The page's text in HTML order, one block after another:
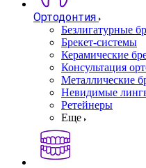
Ортодонтия
Безлигатурные
Брекет-системы
Керамические
Консультация
Металлические
Невидимые
Ретейнеры
Еще